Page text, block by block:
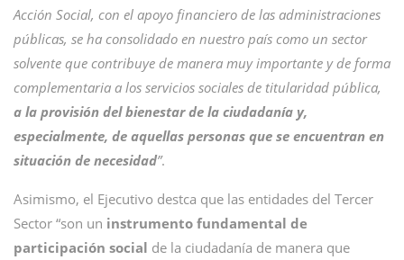
Acción Social, con el apoyo financiero de las administraciones
públicas, se ha consolidado en nuestro país como un sector
solvente que contribuye de manera muy importante y de forma
complementaria a los servicios sociales de titularidad pública,
a la provisión del bienestar de la ciudadanía y,
especialmente, de aquellas personas que se encuentran en
situación de necesidad”.
Asimismo, el Ejecutivo destca que las entidades del Tercer
Sector “son un instrumento fundamental de
participación social de la ciudadanía de manera que